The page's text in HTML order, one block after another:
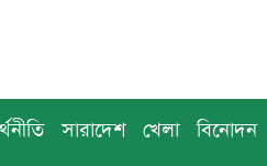
সারাদেশ খেলা বিনোদন